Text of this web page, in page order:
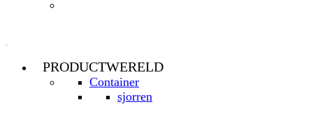
PRODUCTWERELD
Container
sjorren